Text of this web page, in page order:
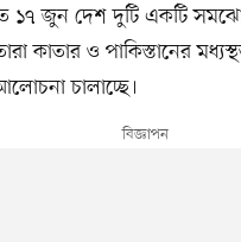
১৭ জুন দেশ দুটি একটি
কাতার ও পাকিস্তানের
চালাচ্ছে।